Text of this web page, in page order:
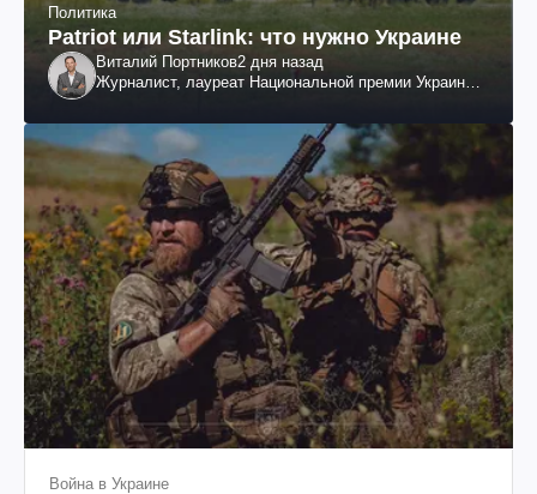
Политика
Patriot или Starlink: что нужно Украине
Виталий Портников2 дня назад
Журналист, лауреат Национальной премии Украины
Война в Украине